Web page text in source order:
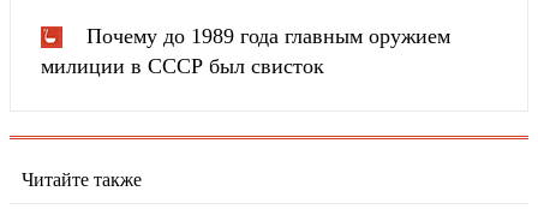
Почему до 1989 года главным оружием
милиции в СССР был свисток
Читайте также